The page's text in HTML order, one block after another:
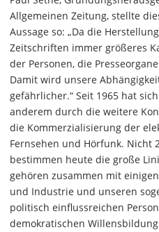
Allgemeinen Zeitung, stellte
Aussage so: „Da die
Zeitschriften immer größeres
der Personen, die
Damit wird unsere
gefährlicher.“ Seit 1965 hat
anderem durch die weitere
die Kommerzialisierung der
Fernsehen und Hörfunk. Nicht
bestimmen heute die große
gehören zusammen mit
und Industrie und unseren
politisch einflussreichen
demokratischen